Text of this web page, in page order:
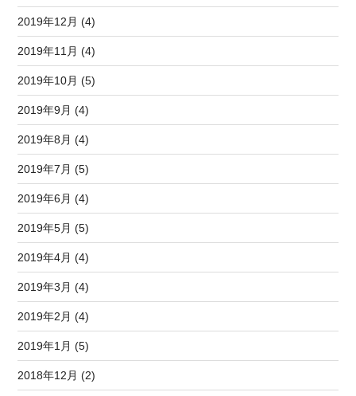
2019年12月 (4)
2019年11月 (4)
2019年10月 (5)
2019年9月 (4)
2019年8月 (4)
2019年7月 (5)
2019年6月 (4)
2019年5月 (5)
2019年4月 (4)
2019年3月 (4)
2019年2月 (4)
2019年1月 (5)
2018年12月 (2)